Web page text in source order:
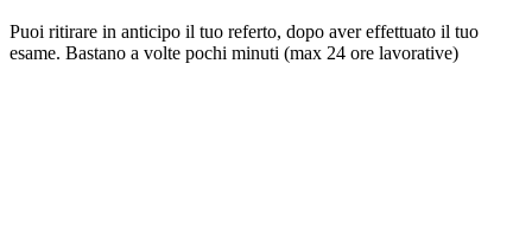
Puoi ritirare in anticipo il tuo referto, dopo aver effettuato il tuo
esame. Bastano a volte pochi minuti (max 24 ore lavorative)